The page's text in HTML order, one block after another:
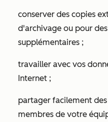
conserver des copies
d'archivage ou pour
supplémentaires ;
travailler avec vos
Internet ;
partager facilement
membres de votre